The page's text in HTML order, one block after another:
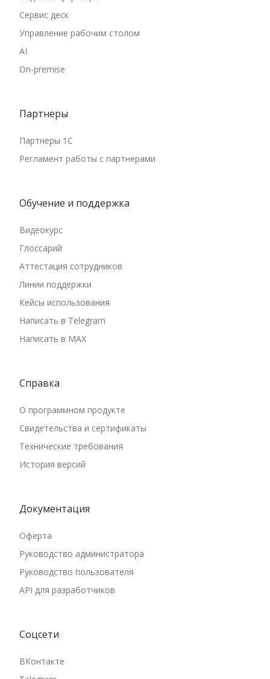
Сервис деск
Управление рабочим столом
AI
On-premise
Партнеры
Партнеры 1С
Регламент работы с партнерами
Обучение и поддержка
Видеокурс
Глоссарий
Аттестация сотрудников
Линии поддержки
Кейсы использования
Написать в Telegram
Написать в MAX
Справка
О программном продукте
Свидетельства и сертификаты
Технические требования
История версий
Документация
Оферта
Руководство администратора
Руководство пользователя
API для разработчиков
Соцсети
ВКонтакте